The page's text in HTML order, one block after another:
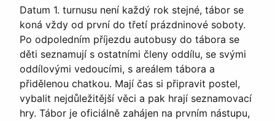
Datum 1. turnusu není každý rok stejné, tábor se
koná vždy od první do třetí prázdninové soboty.
Po odpoledním příjezdu autobusy do tábora se
děti seznamují s ostatními členy oddílu, se svými
oddílovými vedoucími, s areálem tábora a
přidělenou chatkou. Mají čas si připravit postel,
vybalit nejdůležitější věci a pak hrají seznamovací
hry. Tábor je oficiálně zahájen na prvním nástupu,